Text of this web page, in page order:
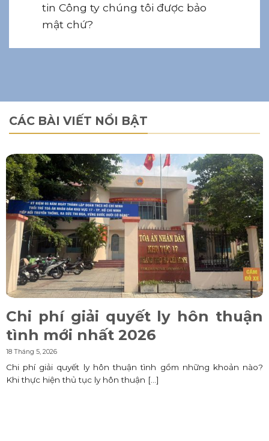
tin Công ty chúng tôi được bảo
mật chứ?
CÁC BÀI VIẾT NỔI BẬT
Chi phí giải quyết ly hôn thuận
tình mới nhất 2026
18 Tháng 5, 2026
Chi phí giải quyết ly hôn thuận tình gồm những khoản nào?
Khi thực hiện thủ tục ly hôn thuận [...]